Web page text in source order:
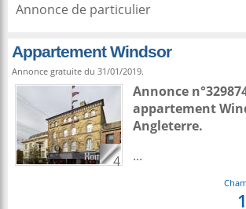
Annonce de particulier
Appartement Windsor
Annonce gratuite du 31/01/2019.
4
Annonce
appartement
Angleterre.
...
1